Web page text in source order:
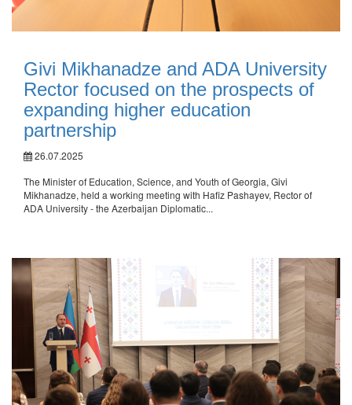
Givi Mikhanadze and ADA University
Rector focused on the prospects of
expanding higher education
partnership
26.07.2025
The Minister of Education, Science, and Youth of Georgia, Givi
Mikhanadze, held a working meeting with Hafiz Pashayev, Rector of
ADA University - the Azerbaijan Diplomatic...